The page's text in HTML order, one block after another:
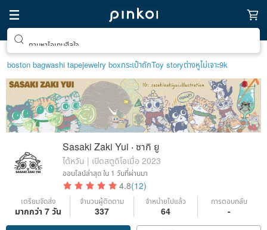
ตามหาไอเทมฮีลใจ
boston bagwashi tapejewelry boxกระเป๋าถักToy storyต่างหูไม่เจาะ9k
Sasaki Zaki Yui ‧ ซากิ ยู
ไต้หวัน | เปิดสตูดิโอเมื่อ 2023
ออนไลน์ล่าสุดใน 1 วันที่ผ่านมา
4.8(12)
เตรียมจัดส่ง
มากกว่า 7 วัน
จำนวนผู้ติดตาม
337
จำหน่ายไปแล้ว
64
การตอบกลับ
-